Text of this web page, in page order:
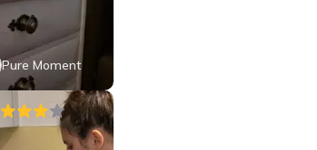
Pure Moment